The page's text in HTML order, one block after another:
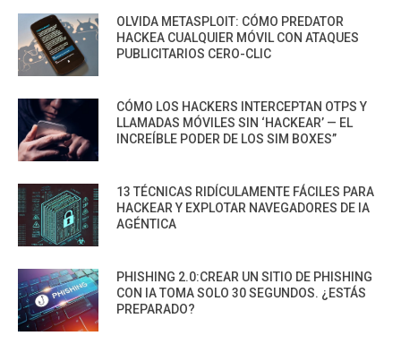
OLVIDA METASPLOIT: CÓMO PREDATOR
HACKEA CUALQUIER MÓVIL CON ATAQUES
PUBLICITARIOS CERO-CLIC
CÓMO LOS HACKERS INTERCEPTAN OTPS Y
LLAMADAS MÓVILES SIN ‘HACKEAR’ — EL
INCREÍBLE PODER DE LOS SIM BOXES”
13 TÉCNICAS RIDÍCULAMENTE FÁCILES PARA
HACKEAR Y EXPLOTAR NAVEGADORES DE IA
AGÉNTICA
PHISHING 2.0:CREAR UN SITIO DE PHISHING
CON IA TOMA SOLO 30 SEGUNDOS. ¿ESTÁS
PREPARADO?